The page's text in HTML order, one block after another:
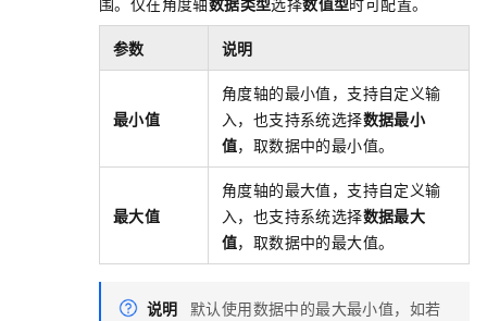
参数 说明
最小值
角度轴的最小值，支持自定义输
入，也支持系统选择数据最小
值，取数据中的最小值。
最大值
角度轴的最大值，支持自定义输
入，也支持系统选择数据最大
值，取数据中的最大值。
说明
默认使用数据中的最大最小值，如若